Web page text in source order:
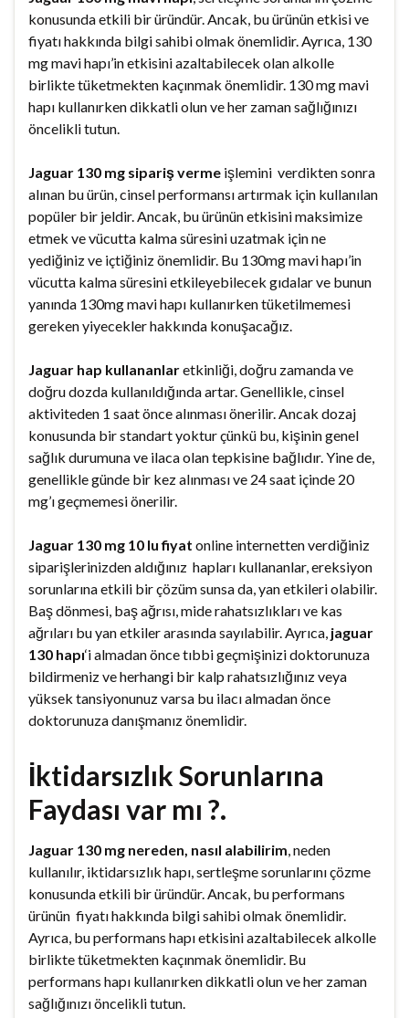
konusunda etkili bir üründür. Ancak, bu ürünün etkisi ve
fiyatı hakkında bilgi sahibi olmak önemlidir. Ayrıca, 130
mg mavi hapı’in etkisini azaltabilecek olan alkolle
birlikte tüketmekten kaçınmak önemlidir. 130 mg mavi
hapı kullanırken dikkatli olun ve her zaman sağlığınızı
öncelikli tutun.
Jaguar 130 mg sipariş verme işlemini verdikten sonra
alınan bu ürün, cinsel performansı artırmak için kullanılan
popüler bir jeldir. Ancak, bu ürünün etkisini maksimize
etmek ve vücutta kalma süresini uzatmak için ne
yediğiniz ve içtiğiniz önemlidir. Bu 130mg mavi hapı’in
vücutta kalma süresini etkileyebilecek gıdalar ve bunun
yanında 130mg mavi hapı kullanırken tüketilmemesi
gereken yiyecekler hakkında konuşacağız.
Jaguar hap kullananlaretkinliği, doğru zamanda ve
doğru dozda kullanıldığında artar. Genellikle, cinsel
aktiviteden 1 saat önce alınması önerilir. Ancak dozaj
konusunda bir standart yoktur çünkü bu, kişinin genel
sağlık durumuna ve ilaca olan tepkisine bağlıdır. Yine de,
genellikle günde bir kez alınması ve 24 saat içinde 20
mg’ı geçmemesi önerilir.
Jaguar 130 mg 10 lu fiyat online internetten verdiğiniz
siparişlerinizden aldığınız hapları kullananlar, ereksiyon
sorunlarına etkili bir çözüm sunsa da, yan etkileri olabilir.
Baş dönmesi, baş ağrısı, mide rahatsızlıkları ve kas
ağrıları bu yan etkiler arasında sayılabilir. Ayrıca, jaguar
130 hapı‘i almadan önce tıbbi geçmişinizi doktorunuza
bildirmeniz ve herhangi bir kalp rahatsızlığınız veya
yüksek tansiyonunuz varsa bu ilacı almadan önce
doktorunuza danışmanız önemlidir.
İktidarsızlık Sorunlarına
Faydası var mı ?.
Jaguar 130 mg nereden, nasıl alabilirim, neden
kullanılır, iktidarsızlık hapı, sertleşme sorunlarını çözme
konusunda etkili bir üründür. Ancak, bu performans
ürünün fiyatı hakkında bilgi sahibi olmak önemlidir.
Ayrıca, bu performans hapı etkisini azaltabilecek alkolle
birlikte tüketmekten kaçınmak önemlidir. Bu
performans hapı kullanırken dikkatli olun ve her zaman
sağlığınızı öncelikli tutun.